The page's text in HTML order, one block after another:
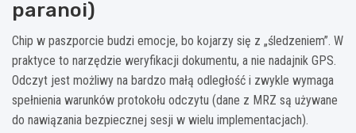
paranoi)
Chip w paszporcie budzi emocje, bo kojarzy się z „śledzeniem”. W
praktyce to narzędzie weryfikacji dokumentu, a nie nadajnik GPS.
Odczyt jest możliwy na bardzo małą odległość i zwykle wymaga
spełnienia warunków protokołu odczytu (dane z MRZ są używane
do nawiązania bezpiecznej sesji w wielu implementacjach).